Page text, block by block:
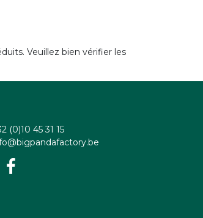
Veuillez bien vérifier les
(0)10 45 31 15